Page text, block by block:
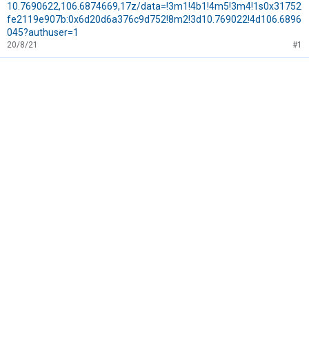
10.7690622,106.6874669,17z/data=!3m1!4b1!4m5!3m4!1s0x31752
fe2119e907b:0x6d20d6a376c9d752!8m2!3d10.769022!4d106.6896
045?authuser=1
20/8/21 #1